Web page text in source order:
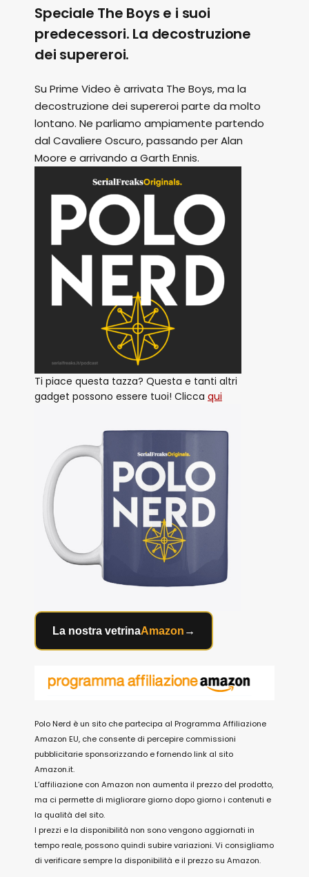
Speciale The Boys e i suoi
predecessori. La decostruzione
dei supereroi.
Su Prime Video è arrivata The Boys, ma la
decostruzione dei supereroi parte da molto
lontano. Ne parliamo ampiamente partendo
dal Cavaliere Oscuro, passando per Alan
Moore e arrivando a Garth Ennis.
Ti piace questa tazza? Questa e tanti altri
gadget possono essere tuoi! Clicca qui
La nostra vetrinaAmazon →
Polo Nerd è un sito che partecipa al Programma Affiliazione
Amazon EU, che consente di percepire commissioni
pubblicitarie sponsorizzando e fornendo link al sito
Amazon.it.
L’affiliazione con Amazon non aumenta il prezzo del prodotto,
ma ci permette di migliorare giorno dopo giorno i contenuti e
la qualità del sito.
I prezzi e la disponibilità non sono vengono aggiornati in
tempo reale, possono quindi subire variazioni. Vi consigliamo
di verificare sempre la disponibilità e il prezzo su Amazon.